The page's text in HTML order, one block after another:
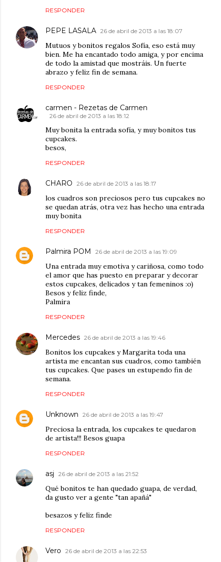
RESPONDER
PEPE LASALA 26 de abril de 2013 a las 18:07
Mutuos y bonitos regalos Sofía, eso está muy
bien. Me ha encantado todo amiga, y por encima
de todo la amistad que mostráis. Un fuerte
abrazo y feliz fin de semana.
RESPONDER
carmen - Rezetas de Carmen
26 de abril de 2013 a las 18:12
Muy bonita la entrada sofía, y muy bonitos tus
cupcakes.
besos,
RESPONDER
CHARO 26 de abril de 2013 a las 18:17
los cuadros son preciosos pero tus cupcakes no
se quedan atrás, otra vez has hecho una entrada
muy bonita
RESPONDER
Palmira POM 26 de abril de 2013 a las 19:09
Una entrada muy emotiva y cariñosa, como todo
el amor que has puesto en preparar y decorar
estos cupcakes, delicados y tan femeninos :o)
Besos y feliz finde,
Palmira
RESPONDER
Mercedes 26 de abril de 2013 a las 19:46
Bonitos los cupcakes y Margarita toda una
artista me encantan sus cuadros, como también
tus cupcakes. Que pases un estupendo fin de
semana.
RESPONDER
Unknown 26 de abril de 2013 a las 19:47
Preciosa la entrada, los cupcakes te quedaron
de artista!!! Besos guapa
RESPONDER
asj 26 de abril de 2013 a las 21:52
Qué bonitos te han quedado guapa, de verdad,
da gusto ver a gente "tan apañá"
besazos y feliz finde
RESPONDER
Vero 26 de abril de 2013 a las 22:53